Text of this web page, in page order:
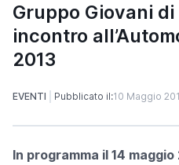
Gruppo Giovani
incontro
2013
EVENTI Pubblicato il:10 Maggio
In programma il 14